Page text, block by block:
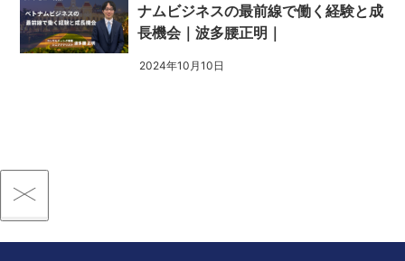
ナムビジネスの最前線で働く経験と成
長機会｜波多腰正明｜
2024年10月10日